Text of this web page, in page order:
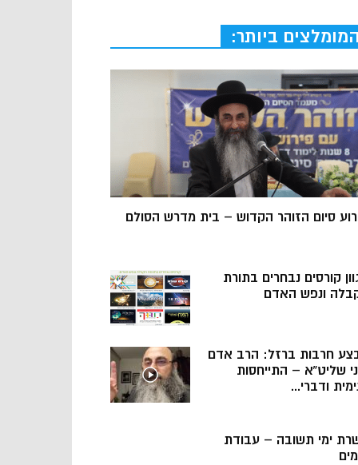
המומלצים ביותר:
סיום הזוהר הקדוש – בית מדרש הסולם
קורסים נבחרים בתורת
ונפש האדם
חרבות ברזל: הרב אדם
שליט”א – התייחסות
ודברי...
ימי תשובה – עבודת